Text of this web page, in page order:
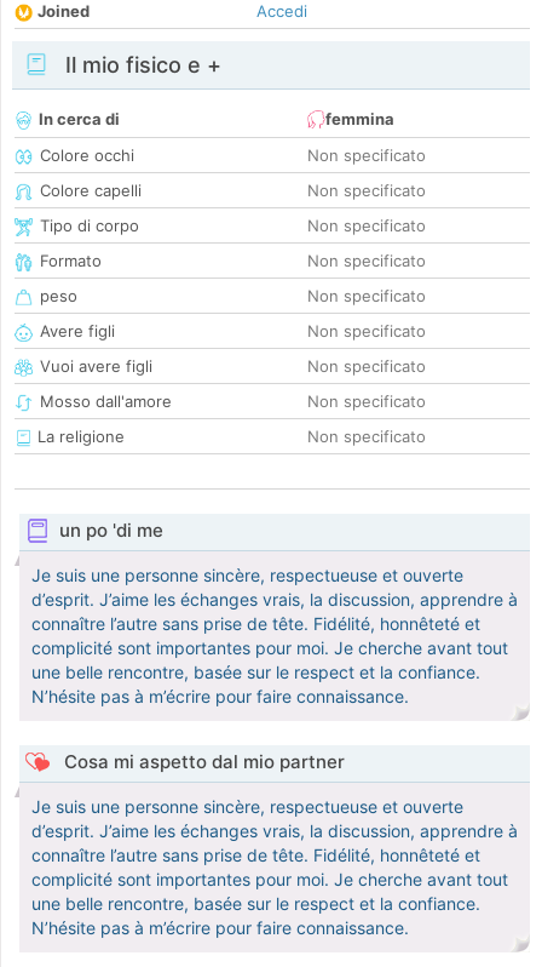
Joined
Accedi
Il mio fisico e +
In cerca di
femmina
Colore occhi
Non specificato
Colore capelli
Non specificato
Tipo di corpo
Non specificato
Formato
Non specificato
peso
Non specificato
Avere figli
Non specificato
Vuoi avere figli
Non specificato
Mosso dall'amore
Non specificato
La religione
Non specificato
un po 'di me
Je suis une personne sincère, respectueuse et ouverte
d’esprit. J’aime les échanges vrais, la discussion, apprendre à
connaître l’autre sans prise de tête. Fidélité, honnêteté et
complicité sont importantes pour moi. Je cherche avant tout
une belle rencontre, basée sur le respect et la confiance.
N’hésite pas à m’écrire pour faire connaissance.
Cosa mi aspetto dal mio partner
Je suis une personne sincère, respectueuse et ouverte
d’esprit. J’aime les échanges vrais, la discussion, apprendre à
connaître l’autre sans prise de tête. Fidélité, honnêteté et
complicité sont importantes pour moi. Je cherche avant tout
une belle rencontre, basée sur le respect et la confiance.
N’hésite pas à m’écrire pour faire connaissance.